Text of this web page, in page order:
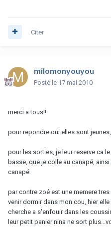
Citer
milomonyouyou
Posté le 17 mai 2010
merci a tous!!
pour repondre oui elles sont
pour les sorties, je leur reserve ca
basse, que je colle au canapé,
canapé.
par contre zoé est une memere
venir dormir dans mon cou, hier
cherche a s'enfouir dans les
leur petit panier nina ne sort